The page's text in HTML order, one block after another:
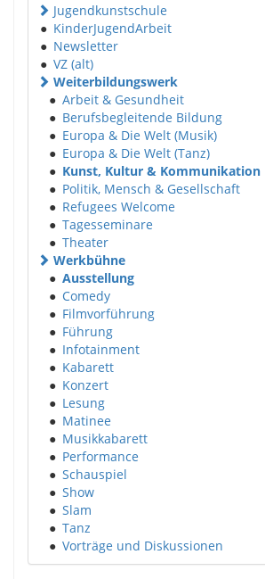
Jugendkunstschule
● KinderJugendArbeit
● Newsletter
● VZ (alt)
Weiterbildungswerk
● Arbeit & Gesundheit
● Berufsbegleitende Bildung
● Europa & Die Welt (Musik)
● Europa & Die Welt (Tanz)
● Kunst, Kultur & Kommunikation
● Politik, Mensch & Gesellschaft
● Refugees Welcome
● Tagesseminare
● Theater
Werkbühne
● Ausstellung
● Comedy
● Filmvorführung
● Führung
● Infotainment
● Kabarett
● Konzert
● Lesung
● Matinee
● Musikkabarett
● Performance
● Schauspiel
● Show
● Slam
● Tanz
● Vorträge und Diskussionen